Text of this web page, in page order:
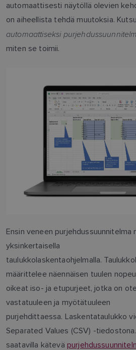
automaattisesti näytöllä olevien
on aiheellista tehdä muutoksia.
automaattiseksi
miten se toimii.
Ensin veneen purjehdussuunnitelma
yksinkertaisella
taulukkolaskentaohjelmalla.
määrittelee näennäisen tuulen
oikeat iso- ja etupurjeet, jotka on
vastatuuleen ja myötätuuleen
purjehdittaessa. Laskentataulukko
Separated Values (CSV) -
saatavilla kätevä